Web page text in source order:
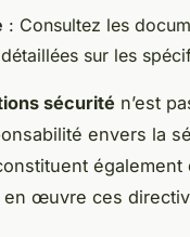
: Consultez les
sur les
sécurité n’est
envers la
œuvre ces